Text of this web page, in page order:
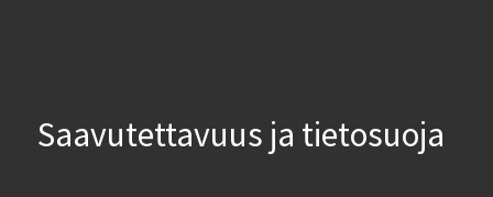
Saavutettavuus ja tietosuoja